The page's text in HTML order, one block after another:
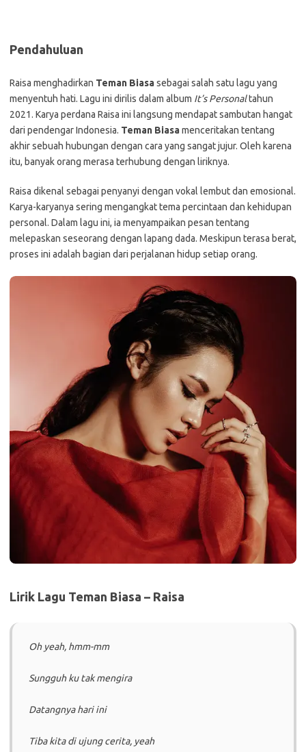
Pendahuluan
Raisa menghadirkan Teman Biasasebagai salah satu lagu yang
menyentuh hati. Lagu ini dirilis dalam album It’s Personaltahun
2021. Karya perdana Raisa ini langsung mendapat sambutan hangat
dari pendengar Indonesia. Teman Biasamenceritakan tentang
akhir sebuah hubungan dengan cara yang sangat jujur. Oleh karena
itu, banyak orang merasa terhubung dengan liriknya.
Raisa dikenal sebagai penyanyi dengan vokal lembut dan emosional.
Karya-karyanya sering mengangkat tema percintaan dan kehidupan
personal. Dalam lagu ini, ia menyampaikan pesan tentang
melepaskan seseorang dengan lapang dada. Meskipun terasa berat,
proses ini adalah bagian dari perjalanan hidup setiap orang.
Lirik Lagu Teman Biasa – Raisa
Oh yeah, hmm-mm
Sungguh ku tak mengira
Datangnya hari ini
Tiba kita di ujung cerita, yeah